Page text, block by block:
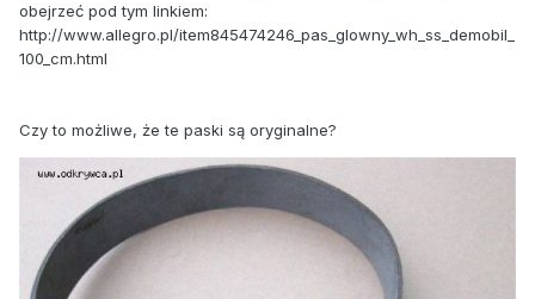
obejrzeć pod tym linkiem:
http://www.allegro.pl/item845474246_pas_glowny_wh_ss_demobil_
100_cm.html
Czy to możliwe, że te paski są oryginalne?